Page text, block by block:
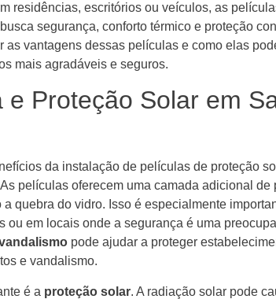
residências, escritórios ou veículos, as
segurança, conforto térmico e proteção
as vantagens dessas películas e como elas
mais agradáveis e seguros.
e Proteção Solar em
da instalação de películas de proteção
As películas oferecem uma camada adicional de
quebra do vidro. Isso é especialmente
ou em locais onde a segurança é uma
pode ajudar a proteger
e vandalismo.
é a proteção solar. A radiação solar pode